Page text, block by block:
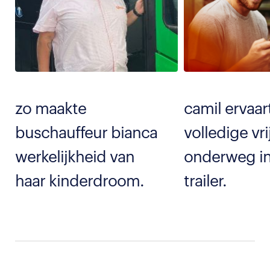
zo maakte
buschauffeur bianca
werkelijkheid van
haar kinderdroom.
camil
volledige
onderweg
trailer.